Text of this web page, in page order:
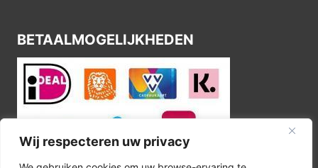
Wij respecteren uw privacy
BETAALMOGELIJKHEDEN